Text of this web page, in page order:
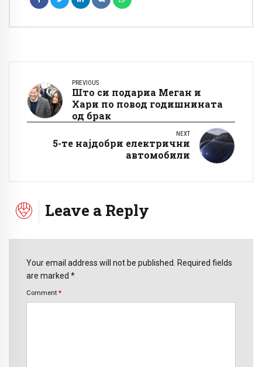
PREVIOUS
Што си подариа Меган и
Хари по повод годишнината
од брак
NEXT
5-те најдобри електрични
автомобили
Leave a Reply
Your email address will not be published. Required fields
are marked *
Comment *